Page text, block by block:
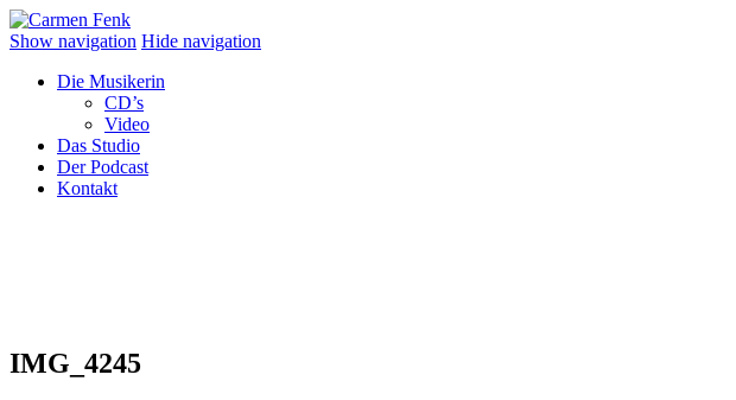
Show navigation Hide navigation
Die Musikerin
CD’s
Video
Das Studio
Der Podcast
Kontakt
IMG_4245